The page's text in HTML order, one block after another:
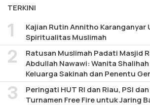
TERKINI
Kajian Rutin Annitho Karanganyar
Spiritualitas Muslimah
Ratusan Muslimah Padati Masjid
Abdullah Nawawi: Wanita
Keluarga Sakinah dan Penentu
Peringati HUT RI dan Riau, PSI
Turnamen Free Fire untuk Jaring